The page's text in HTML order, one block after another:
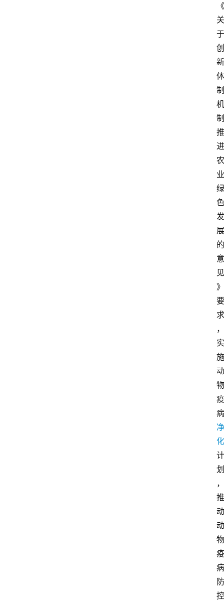
《
关
于
创
新
体
制
机
制
推
进
农
业
绿
色
发
展
的
意
见
》
要
求
，
实
施
动
物
疫
病
净
化
计
划
，
推
动
动
物
疫
病
防
控